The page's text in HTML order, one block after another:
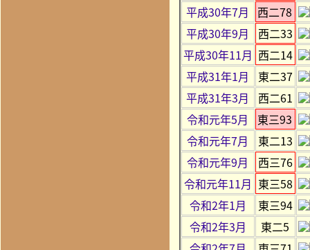
平成30年7月
西二78
平成30年9月
西二33
平成30年11月 西二14
平成31年1月
東二37
平成31年3月
西二61
令和元年5月
東三93
令和元年7月
東二13
令和元年9月
西三76
令和元年11月 東三58
令和2年1月
東三94
令和2年3月
東二5